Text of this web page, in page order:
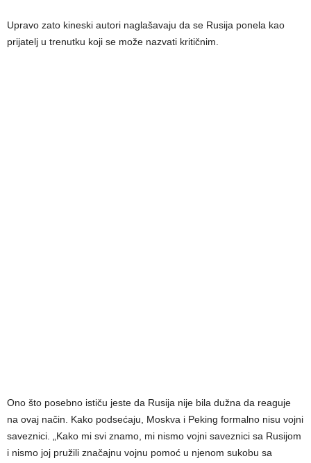
Upravo zato kineski autori naglašavaju da se Rusija ponela kao
prijatelj u trenutku koji se može nazvati kritičnim.
Ono što posebno ističu jeste da Rusija nije bila dužna da reaguje
na ovaj način. Kako podsećaju, Moskva i Peking formalno nisu vojni
saveznici. „Kako mi svi znamo, mi nismo vojni saveznici sa Rusijom
i nismo joj pružili značajnu vojnu pomoć u njenom sukobu sa